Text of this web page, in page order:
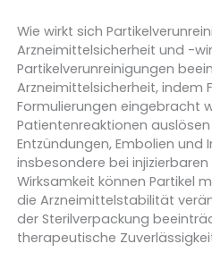
Wie wirkt sich
Arzneimittelsicherheit und -
Partikelverunreinigungen
Arzneimittelsicherheit, indem
Formulierungen eingebracht
Patientenreaktionen
Entzündungen, Embolien und
insbesondere bei
Wirksamkeit können Partikel
die Arzneimittelstabilität
der Sterilverpackung
therapeutische